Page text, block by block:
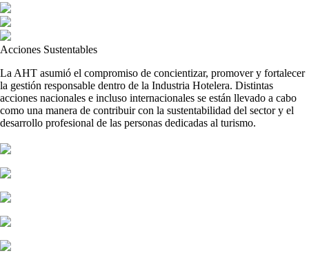
Acciones Sustentables
La AHT asumió el compromiso de concientizar, promover y fortalecer
la gestión responsable dentro de la Industria Hotelera. Distintas
acciones nacionales e incluso internacionales se están llevado a cabo
como una manera de contribuir con la sustentabilidad del sector y el
desarrollo profesional de las personas dedicadas al turismo.